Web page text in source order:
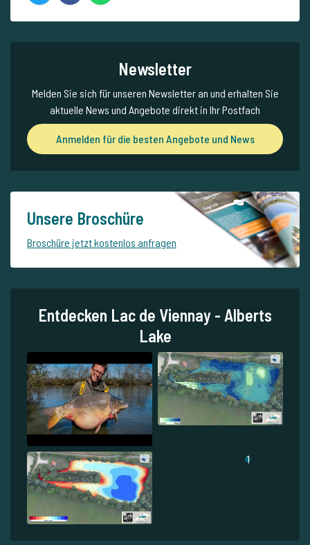
Newsletter
Melden Sie sich für unseren Newsletter an und erhalten Sie
aktuelle News und Angebote direkt in Ihr Postfach
Anmelden für die besten Angebote und News
Unsere Broschüre
Broschüre jetzt kostenlos anfragen
Entdecken Lac de Viennay - Alberts
Lake
1